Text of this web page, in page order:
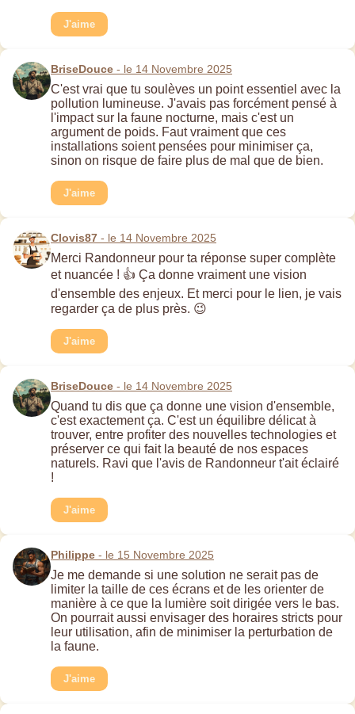
J'aime
BriseDouce - le 14 Novembre 2025
C'est vrai que tu soulèves un point essentiel avec la
pollution lumineuse. J'avais pas forcément pensé à
l'impact sur la faune nocturne, mais c'est un
argument de poids. Faut vraiment que ces
installations soient pensées pour minimiser ça,
sinon on risque de faire plus de mal que de bien.
J'aime
Clovis87 - le 14 Novembre 2025
Merci Randonneur pour ta réponse super complète
et nuancée ! 👍 Ça donne vraiment une vision
d'ensemble des enjeux. Et merci pour le lien, je vais
regarder ça de plus près. 😉
J'aime
BriseDouce - le 14 Novembre 2025
Quand tu dis que ça donne une vision d'ensemble,
c'est exactement ça. C'est un équilibre délicat à
trouver, entre profiter des nouvelles technologies et
préserver ce qui fait la beauté de nos espaces
naturels. Ravi que l'avis de Randonneur t'ait éclairé
!
J'aime
Philippe - le 15 Novembre 2025
Je me demande si une solution ne serait pas de
limiter la taille de ces écrans et de les orienter de
manière à ce que la lumière soit dirigée vers le bas.
On pourrait aussi envisager des horaires stricts pour
leur utilisation, afin de minimiser la perturbation de
la faune.
J'aime